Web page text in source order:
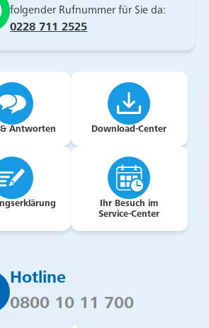
dick mit Frischkäse
Tomaten, die Oliven und die
klein schneiden
auf das Brot verteilen.
und Mozzarella reiben.
in der Mitte
zusammenklappen.
in einer heißen Pfanne
folgender Rufnummer für Sie da:
0228 711 2525
Antworten Download-Center
Ihr Besuch im
Service-Center
Hotline
0800 10 11 700